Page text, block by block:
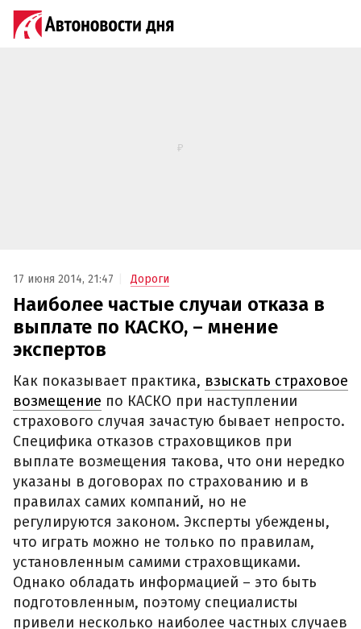
17 июня 2014, 21:47 Дороги
Наиболее частые случаи отказа в
выплате по КАСКО, – мнение
экспертов
Как показывает практика, взыскать страховое
возмещение по КАСКО при наступлении
страхового случая зачастую бывает непросто.
Специфика отказов страховщиков при
выплате возмещения такова, что они нередко
указаны в договорах по страхованию и в
правилах самих компаний, но не
регулируются законом. Эксперты убеждены,
что играть можно не только по правилам,
установленным самими страховщиками.
Однако обладать информацией – это быть
подготовленным, поэтому специалисты
привели несколько наиболее частных случаев